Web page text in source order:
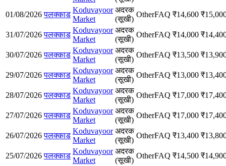
01/08/2026 पलक्काड
Koduvayoor
Market
अदरक
(सूखी)
OtherFAQ ₹14,600 ₹
31/07/2026 पलक्काड
Koduvayoor
Market
अदरक
(सूखी)
OtherFAQ ₹14,000 ₹
30/07/2026 पलक्काड
Koduvayoor
Market
अदरक
(सूखी)
OtherFAQ ₹13,500 ₹
29/07/2026 पलक्काड
Koduvayoor
Market
अदरक
(सूखी)
OtherFAQ ₹13,000 ₹
28/07/2026 पलक्काड
Koduvayoor
Market
अदरक
(सूखी)
OtherFAQ ₹17,000 ₹
27/07/2026 पलक्काड
Koduvayoor
Market
अदरक
(सूखी)
OtherFAQ ₹17,000 ₹
26/07/2026 पलक्काड
Koduvayoor
Market
अदरक
(सूखी)
OtherFAQ ₹13,400 ₹
25/07/2026 पलक्काड
Koduvayoor
Market
अदरक
(सूखी)
OtherFAQ ₹14,500 ₹